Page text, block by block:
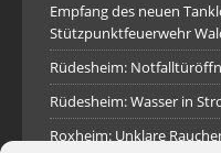
Empfang des neuen
Stützpunktfeuerwehr
Rüdesheim:
Rüdesheim: Wasser in
Roxheim: Unklare